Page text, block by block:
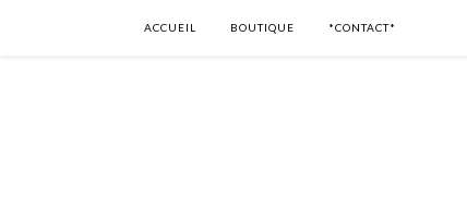
ACCUEIL BOUTIQUE *CONTACT*